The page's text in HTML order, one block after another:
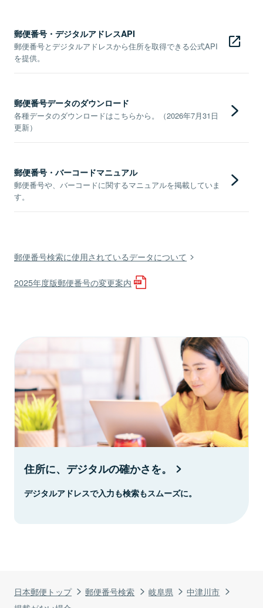
日本郵便トップ 郵便番号検索 岐阜県
中津川市
郵便番号・デジタルアドレスAPI
郵便番号とデジタルアドレスから住所を取得できる公式API
を提供。
郵便番号データのダウンロード
各種データのダウンロードはこちらから。（2026年7月31日
更新）
郵便番号・バーコードマニュアル
郵便番号や、バーコードに関するマニュアルを掲載していま
す。
郵便番号検索に使用されているデータについて
2025年度版郵便番号の変更案内
住所に、デジタルの確かさを。
デジタルアドレスで入力も検索もスムーズに。